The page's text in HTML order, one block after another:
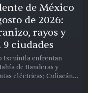
de México
de 2026:
rayos y
ciudades
Ixcuintla enfrentan
de Banderas y
eléctricas; Culiacán